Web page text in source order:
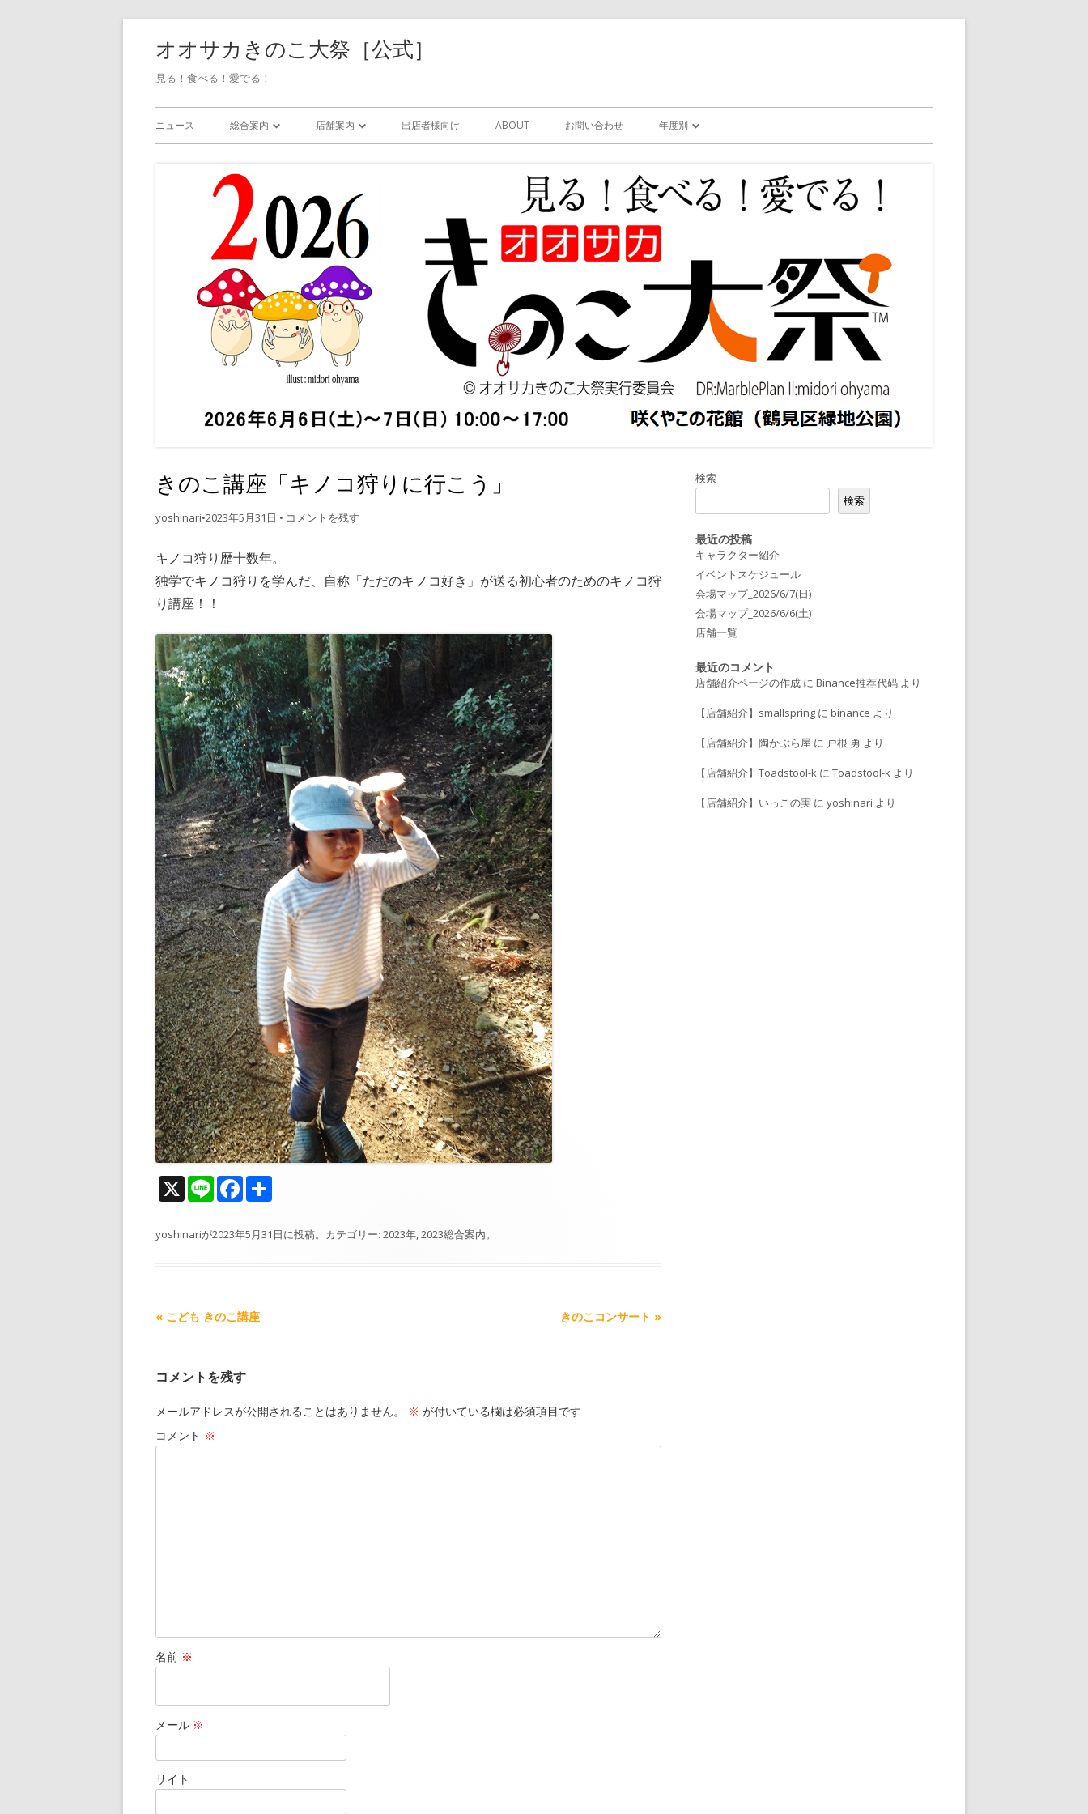
オオサカきのこ大祭［公式］
見る！食べる！愛でる！
コ
ン
移
動
す
る
ニュース 総合案内
ステージイベント
展示 / 無料企画
ワークショップ
店舗案内
グッズ捜索
・雑貨
・アクセサリ
・ガラス/レジン
・粘土/陶器/紙/木工/樹脂
・衣類/布小物/刺繍
・絵/書籍/写真
出店者様向け ABOUT お問い合わせ 年度別
2025総合案内
2024年 2024ニュース
2024店舗案内
2024出店者様向け
2023店舗検索
2023アクセサリ
2023雑貨
2023ガラス/レジン
2023粘土/陶器/紙/木工/樹脂
2023衣類/布小物/刺繍
2023絵/書籍/写真
2022年
2021年
2020年
2019年
きのこ講座「キノコ狩りに行こう」
yoshinari•2023年5月31日 • コメントを残す
キノコ狩り歴十数年。
独学でキノコ狩りを学んだ、自称「ただのキノコ好き」が送る初心者のためのキノコ狩
り講座！！
X Li
e
F
e
o
yoshinariが2023年5月31日に投稿。カテゴリー: 2023年,2023総合案内。
記
ビ
ゲ
ー
« こども きのこ講座 きのこコンサート »
コメントを残す
メールアドレスが公開されることはありません。 ※ が付いている欄は必須項目です
コメント ※
名前 ※
メール ※
サイト
検索
検索
最近の投稿
キャラクター紹介
イベントスケジュール
会場マップ_2026/6/7(日)
会場マップ_2026/6/6(土)
店舗一覧
最近のコメント
店舗紹介ページの作成 にBinance推荐代码 より
【店舗紹介】smallspring にbinance より
【店舗紹介】陶かぶら屋 に 戸根 勇 より
【店舗紹介】Toadstool-k にToadstool-k より
【店舗紹介】いっこの実 にyoshinari より